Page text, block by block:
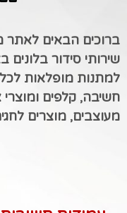
ברוכים הבאים לאתר
שירותי סידור בלונים
למתנות מופלאות
חשיבה, קלפים
מעוצבים, מוצרים